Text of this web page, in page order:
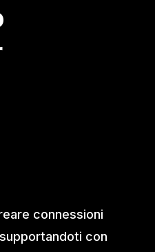
connessioni
con